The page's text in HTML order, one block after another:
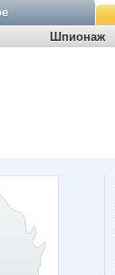
Шпионаж